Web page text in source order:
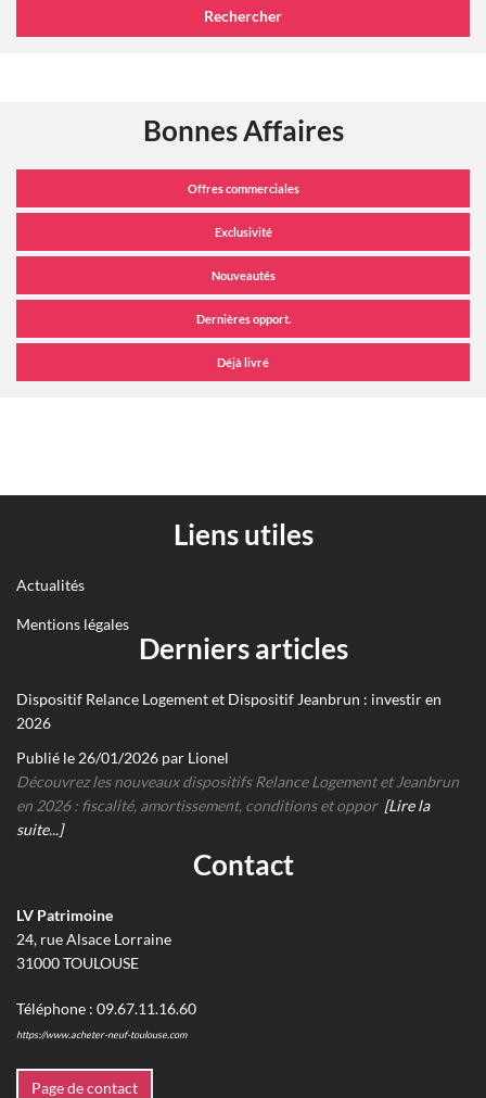
Bonnes Affaires
Liens utiles
Actualités
Mentions légales
Derniers articles
Dispositif Relance Logement et Dispositif Jeanbrun : investir en
2026
Publié le 26/01/2026 par Lionel
Découvrez les nouveaux dispositifs Relance Logement et Jeanbrun
en 2026 : fiscalité, amortissement, conditions et oppor [Lire la
suite...]
Contact
LV Patrimoine
24, rue Alsace Lorraine
31000TOULOUSE
Téléphone : 09.67.11.16.60
https://www.acheter-neuf-toulouse.com
Page de contact